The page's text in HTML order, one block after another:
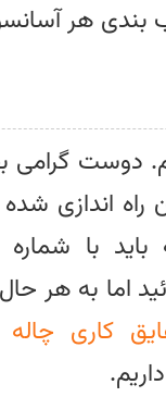
بندی هر
دوست
راه اندازی
با شماره
اما به هر
کاری چاله